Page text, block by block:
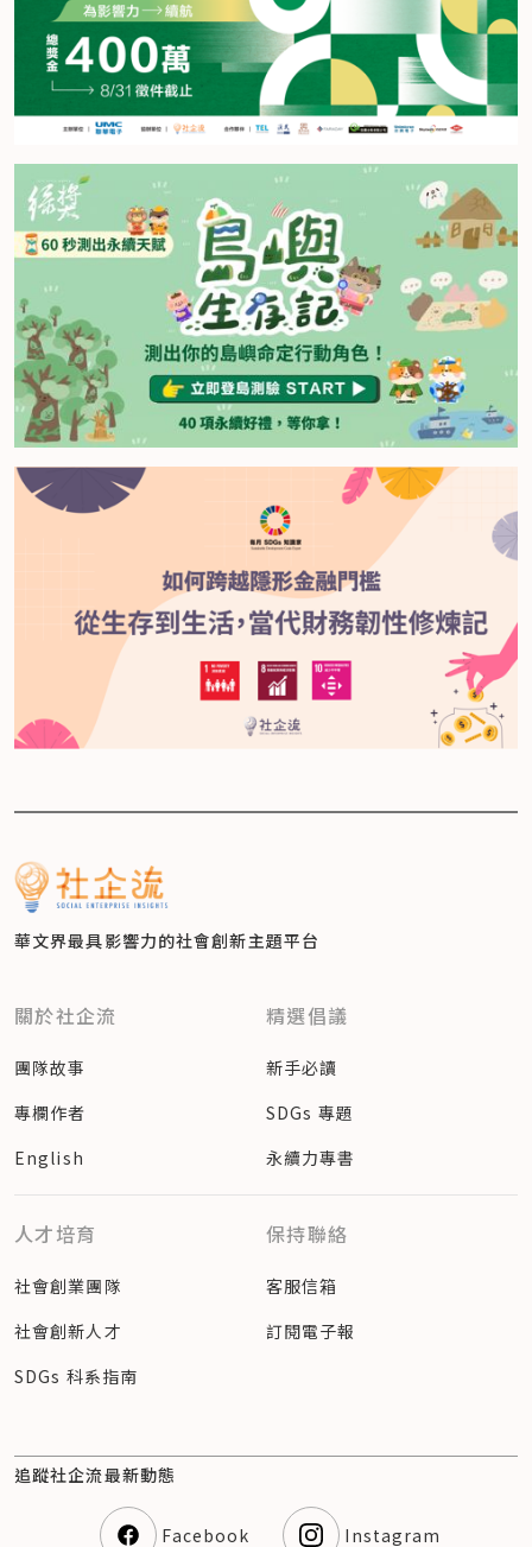
華文界最具影響力的社會創新主題平台
關於社企流
團隊故事
專欄作者
English
精選倡議
新手必讀
SDGs 專題
永續力專書
人才培育
社會創業團隊
社會創新人才
SDGs 科系指南
保持聯絡
客服信箱
訂閱電子報
追蹤社企流最新動態
Facebook Instagram